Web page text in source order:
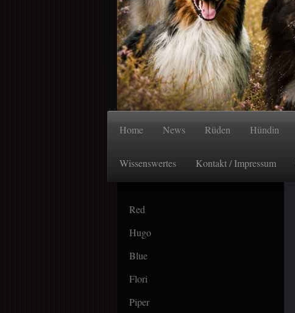
Home News Rüden Hündin
Wissenswertes Kontakt / Impressum
Red
Hugo
Blue
Flori
Piper